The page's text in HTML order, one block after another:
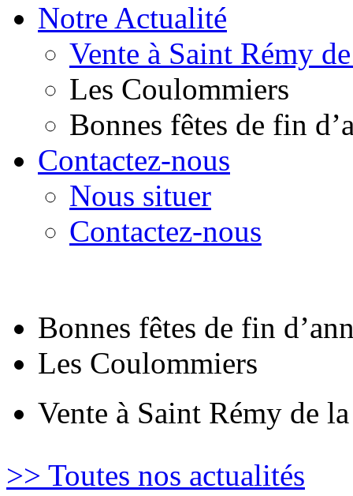
Notre Actualité
Vente à Saint Rémy
Les Coulommiers
Bonnes fêtes de fin
Contactez-nous
Nous situer
Contactez-nous
Bonnes fêtes de fin
Les Coulommiers
Vente à Saint Rémy de
>> Toutes nos actualités